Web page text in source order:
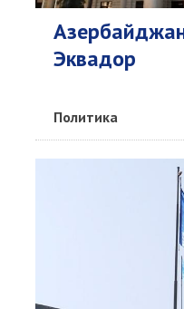
Эквадор
Политика